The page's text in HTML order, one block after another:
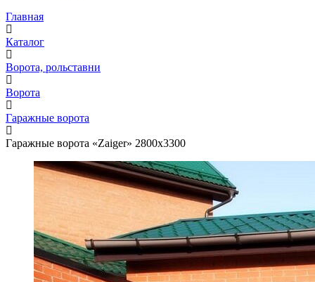
Главная
Каталог
Ворота, рольставни
Ворота
Гаражные ворота
Гаражные ворота «Zaiger» 2800x3300